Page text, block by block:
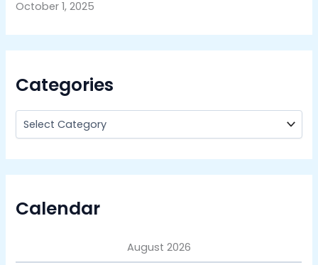
October 1, 2025
Categories
Calendar
August 2026